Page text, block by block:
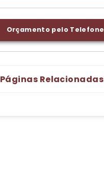
Orçamento pelo Telefone
Páginas Relacionadas